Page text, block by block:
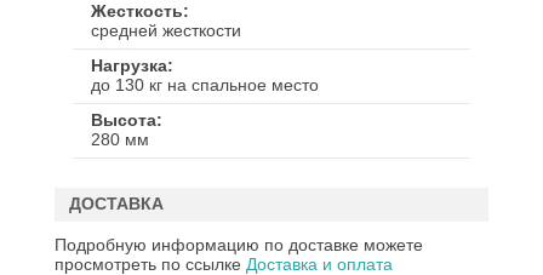
Жесткость
средней жесткости
Нагрузка
до 130 кг на спальное место
Высота
280 мм
ДОСТАВКА
Подробную информацию по доставке можете
просмотреть по ссылке Доставка и оплата